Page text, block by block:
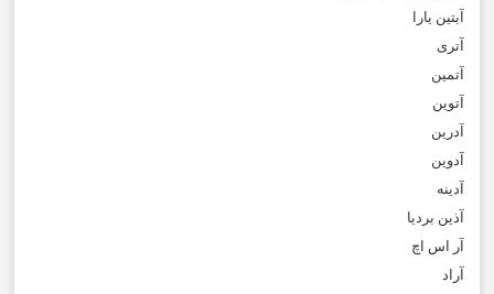
آبتین یارا
آتری
آتمین
آتوین
آدرین
آدوین
آدینه
آذین بردیا
آر اس اچ
آراد